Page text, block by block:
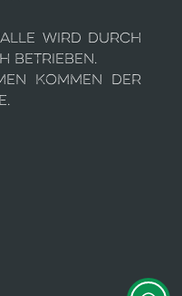
wird durch
betrieben.
kommen der